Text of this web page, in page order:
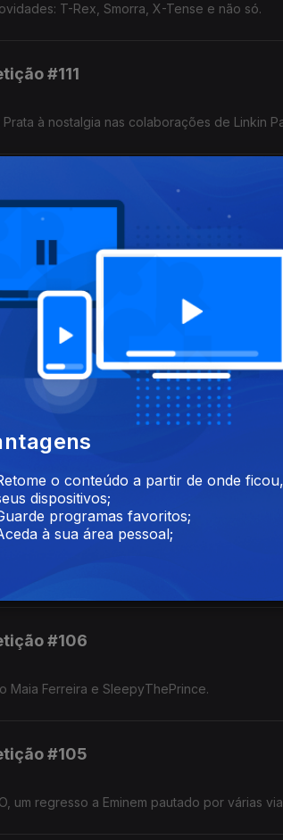
T-Rex, Smorra, X-Tense e não só.
#111
à nostalgia nas colaborações de Linkin
#110
Primavera Sound Porto fazemos uma viagem
#109
Nenny, a propósito do novo álbum ID.
#108
Campbell, 6LACK e o início dos festivais de
#107
que casa com 30 graus.
#106
Maia Ferreira e SleepyThePrince.
#105
um regresso a Eminem pautado por várias
o conteúdo a partir de onde
dispositivos;
programas favoritos;
à sua área pessoal;